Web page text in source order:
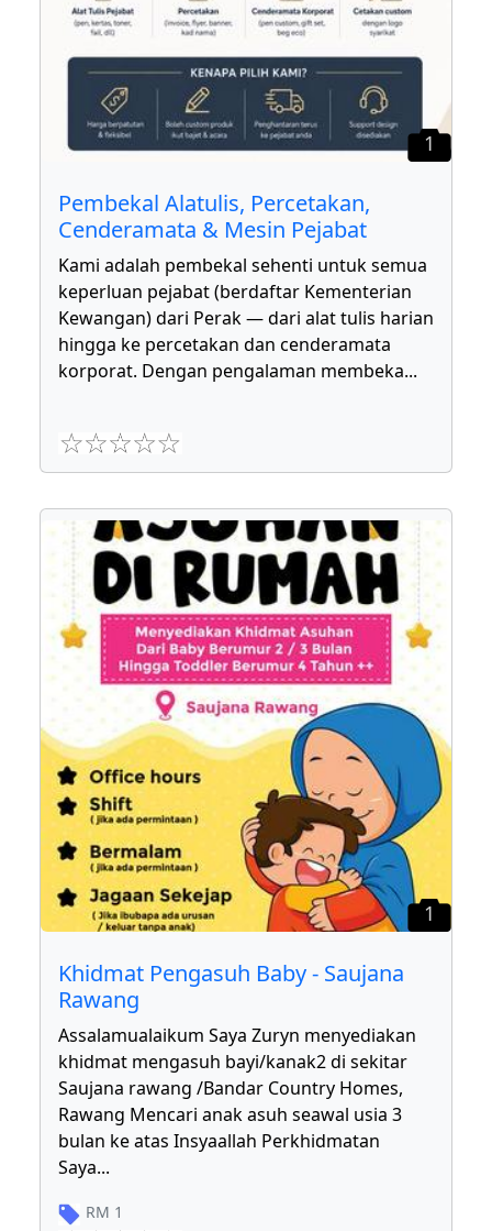
1
Pembekal Alatulis, Percetakan,
Cenderamata & Mesin Pejabat
Kami adalah pembekal sehenti untuk semua
keperluan pejabat (berdaftar Kementerian
Kewangan) dari Perak — dari alat tulis harian
hingga ke percetakan dan cenderamata
korporat. Dengan pengalaman membeka...
1
Khidmat Pengasuh Baby - Saujana
Rawang
Assalamualaikum Saya Zuryn menyediakan
khidmat mengasuh bayi/kanak2 di sekitar
Saujana rawang /Bandar Country Homes,
Rawang Mencari anak asuh seawal usia 3
bulan ke atas Insyaallah Perkhidmatan
Saya...
RM 1